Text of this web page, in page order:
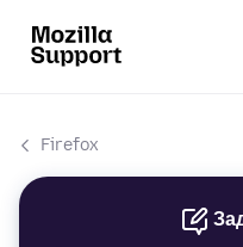
Firefox